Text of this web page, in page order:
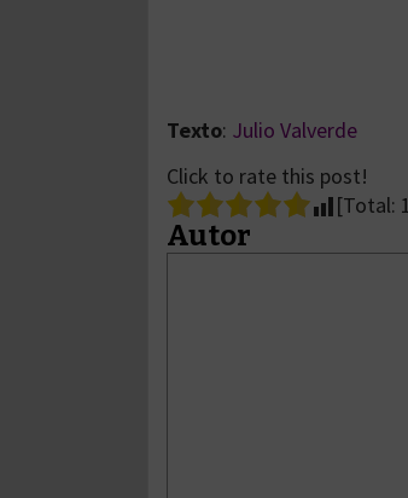
Texto: Julio Valverde
Click to rate this post!
[Total: 1
Autor